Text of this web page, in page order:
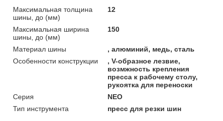
Максимальная толщина
шины, до (мм)
12
Максимальная ширина
шины, до (мм)
150
Материал шины
, алюминий, медь, сталь
Особенности конструкции
, V-образное лезвие,
возмжность крепления
пресса к рабочему столу,
рукоятка для переноски
Серия
NEO
Тип инструмента
пресс для резки шин